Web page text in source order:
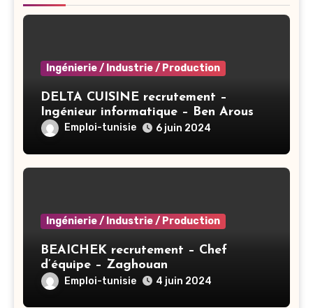
Ingénierie / Industrie / Production
DELTA CUISINE recrutement –
Ingénieur informatique – Ben Arous
Emploi-tunisie 6 juin 2024
Ingénierie / Industrie / Production
BEAICHEK recrutement – Chef
d’équipe – Zaghouan
Emploi-tunisie 4 juin 2024